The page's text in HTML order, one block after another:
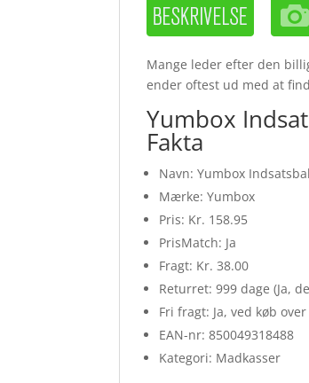
Mange leder efter den
ender oftest ud med at
Yumbox
Fakta
Navn: Yumbox
Mærke: Yumbox
Pris: Kr. 158.95
PrisMatch: Ja
Fragt: Kr. 38.00
Returret: 999 dage (Ja,
Fri fragt: Ja, ved køb
EAN-nr: 850049318488
Kategori: Madkasser